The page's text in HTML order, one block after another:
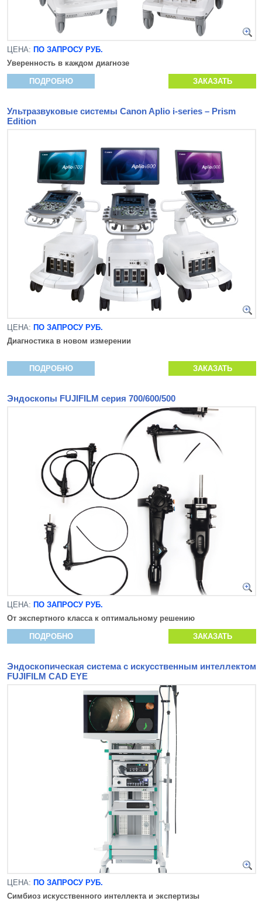
ЦЕНА: ПО ЗАПРОСУ РУБ.
Уверенность в каждом диагнозе
ПОДРОБНО ЗАКАЗАТЬ
Ультразвуковые системы Canon Aplio i-series – Prism
Edition
ЦЕНА: ПО ЗАПРОСУ РУБ.
Диагностика в новом измерении
ПОДРОБНО ЗАКАЗАТЬ
Эндоскопы FUJIFILM серия 700/600/500
ЦЕНА: ПО ЗАПРОСУ РУБ.
От экспертного класса к оптимальному решению
ПОДРОБНО ЗАКАЗАТЬ
Эндоскопическая система с искусственным интеллектом
FUJIFILM CAD EYE
ЦЕНА: ПО ЗАПРОСУ РУБ.
Симбиоз искусственного интеллекта и экспертизы